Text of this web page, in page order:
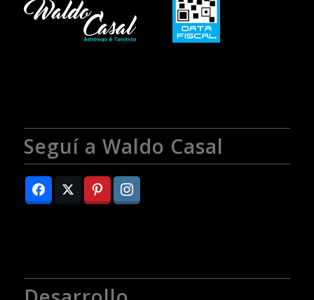
Seguí a Waldo Casal